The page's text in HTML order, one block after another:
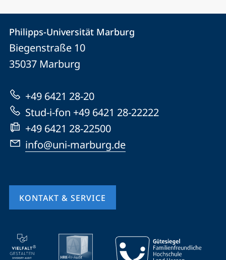
Kontakt
und
Informationen
zur
Website
Kontaktinformationen
Philipps-
Universität
Philipps-Universität Marburg
Biegenstraße 10
35037 Marburg
+49 6421 28-20
Stud-i-fon +49 6421 28-22222
+49 6421 28-22500
info@uni-marburg.de
KONTAKT & SERVICE
Mobile-
Service-